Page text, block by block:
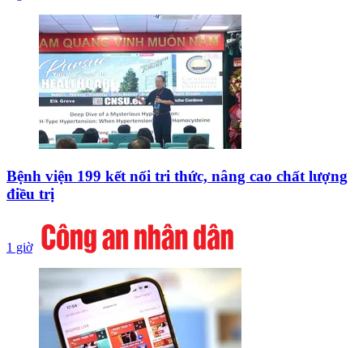
Bệnh viện 199 kết nối tri thức, nâng cao chất lượng
điều trị
1 giờ